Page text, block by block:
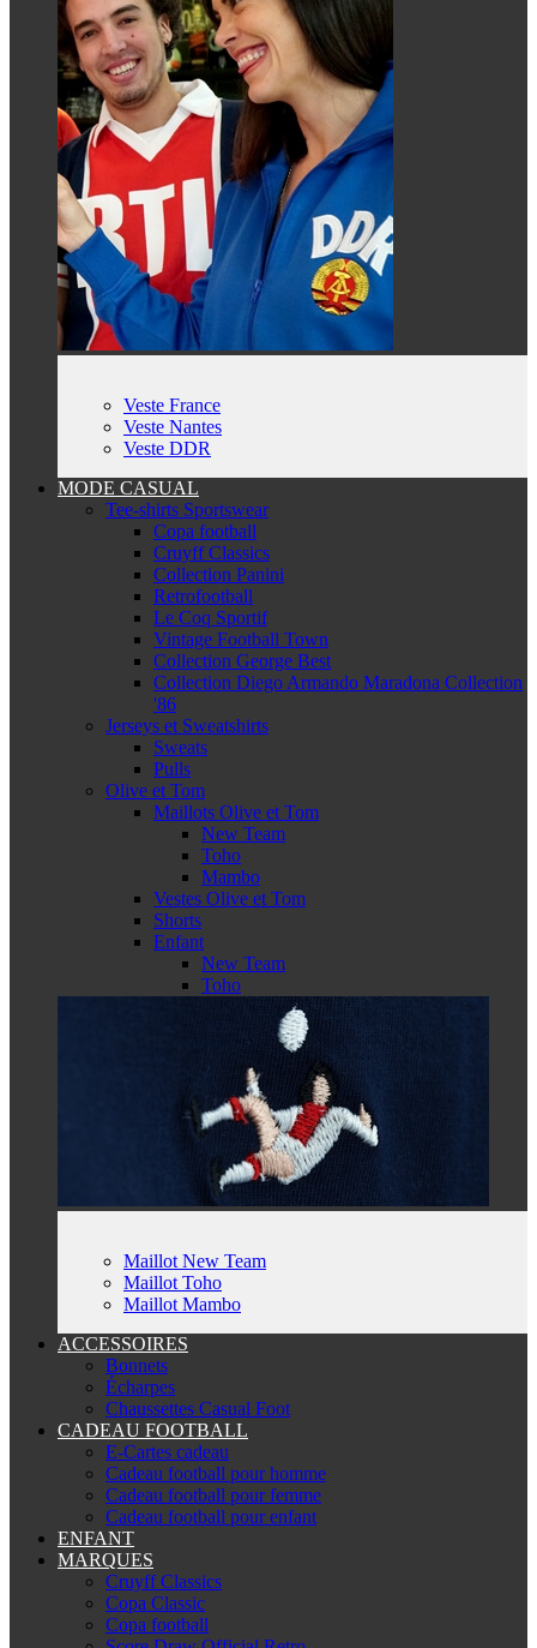
Veste France
Veste Nantes
Veste DDR
MODE CASUAL
Tee-shirts Sportswear
Copa football
Cruyff Classics
Collection Panini
Retrofootball
Le Coq Sportif
Vintage Football Town
Collection George Best
Collection Diego Armando Maradona Collection
'86
Jerseys et Sweatshirts
Sweats
Pulls
Olive et Tom
Maillots Olive et Tom
New Team
Toho
Mambo
Vestes Olive et Tom
Shorts
Enfant
New Team
Toho
Maillot New Team
Maillot Toho
Maillot Mambo
ACCESSOIRES
Bonnets
Écharpes
Chaussettes Casual Foot
CADEAU FOOTBALL
E-Cartes cadeau
Cadeau football pour homme
Cadeau football pour femme
Cadeau football pour enfant
ENFANT
MARQUES
Cruyff Classics
Copa Classic
Copa football